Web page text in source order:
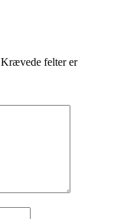
Krævede felter er